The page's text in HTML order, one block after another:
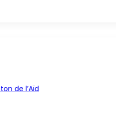
de l’Aïd